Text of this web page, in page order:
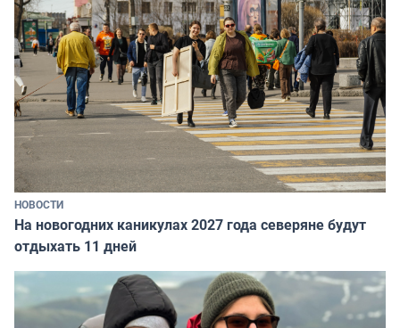
НОВОСТИ
На новогодних каникулах 2027 года северяне будут
отдыхать 11 дней